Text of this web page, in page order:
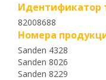
Идентификатор
82008688
Номера
Sanden 4328
Sanden 8026
Sanden 8229